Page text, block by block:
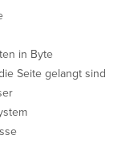
in Byte
Seite gelangt sind